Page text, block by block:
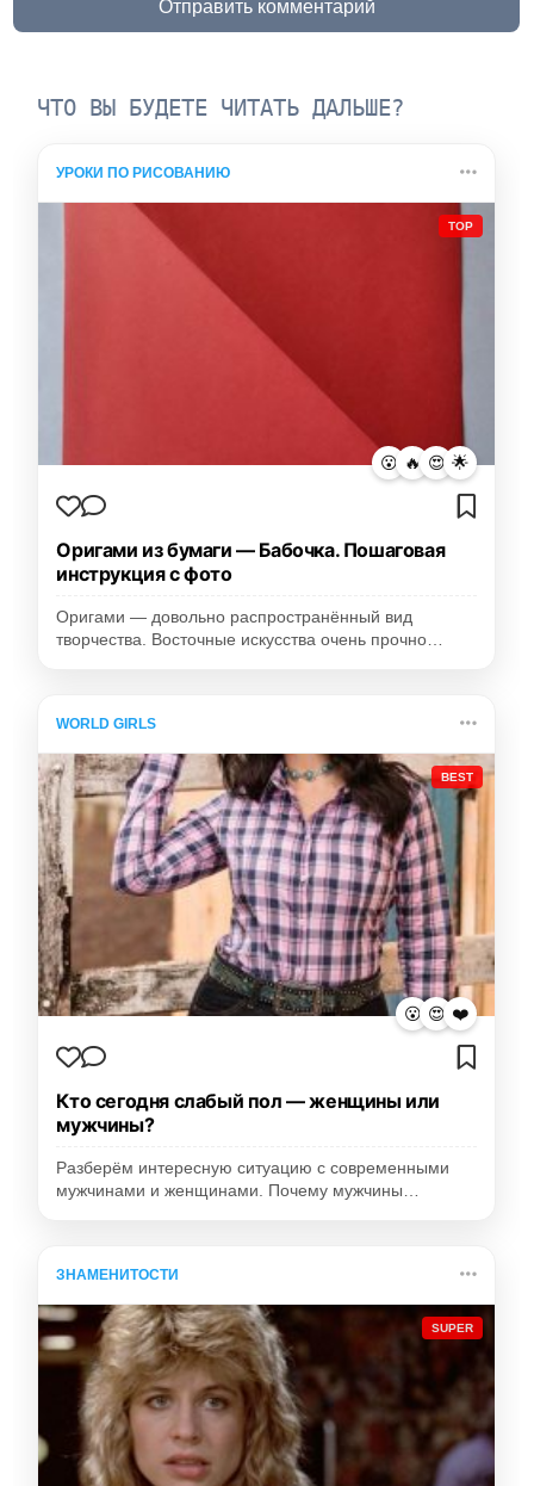
Отправить комментарий
ЧТО ВЫ БУДЕТЕ ЧИТАТЬ ДАЛЬШЕ?
УРОКИ ПО РИСОВАНИЮ
TOP
😮 🔥 😍 🌟
Оригами из бумаги — Бабочка. Пошаговая
инструкция с фото
Оригами — довольно распространённый вид
творчества. Восточные искусства очень прочно…
WORLD GIRLS
BEST
😮 😍 ❤️
Кто сегодня слабый пол — женщины или
мужчины?
Разберём интересную ситуацию с современными
мужчинами и женщинами. Почему мужчины…
ЗНАМЕНИТОСТИ
SUPER